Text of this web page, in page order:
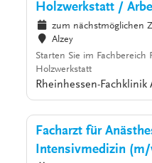
Holzwerkstatt /
zum nächstmöglichen
Alzey
Starten Sie im Fachbereich
Holzwerkstatt
Rheinhessen-Fachklinik
Facharzt für
Intensivmedizin